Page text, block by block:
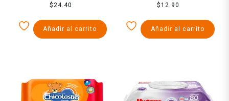
Chicolastic Classic 80
$ 24.40
Añadir al carrito
Super 40 pzas
$12.90
Añadir al carrito